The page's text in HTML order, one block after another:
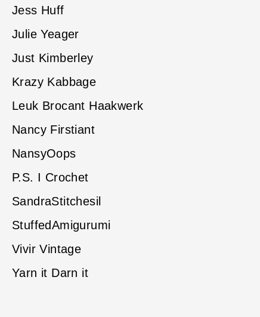
Jess Huff
Julie Yeager
Just Kimberley
Krazy Kabbage
Leuk Brocant Haakwerk
Nancy Firstiant
NansyOops
P.S. I Crochet
SandraStitchesil
StuffedAmigurumi
Vivir Vintage
Yarn it Darn it